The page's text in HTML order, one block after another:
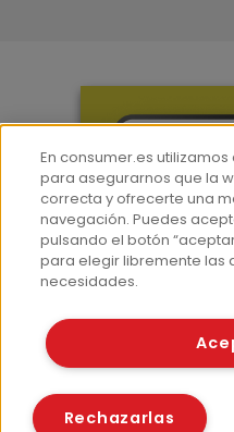
Corpus
©
Políticas
En consumer.es
para asegurarnos que la
correcta y ofrecerte una
navegación. Puedes
pulsando el botón
para elegir libremente las
necesidades.
Rechazarlas